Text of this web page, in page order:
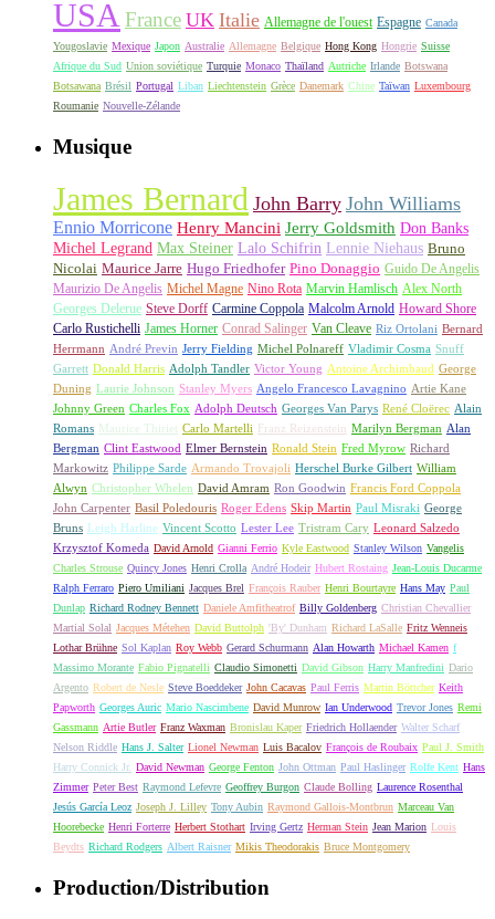
USA France UK Italie Allemagne de l'ouest Espagne Canada
Yougoslavie Mexique Japon Australie Allemagne Belgique Hong Kong Hongrie Suisse
Afrique du Sud Union soviétique Turquie Monaco Thaïland Autriche Irlande Botswana
Botsawana Brésil Portugal Liban Liechtenstein Grèce Danemark Chine Taïwan Luxembourg
Roumanie Nouvelle-Zélande
Musique
James Bernard John Barry John Williams
Ennio Morricone Henry Mancini Jerry Goldsmith Don Banks
Michel Legrand Max Steiner Lalo Schifrin Lennie Niehaus Bruno
Nicolai Maurice Jarre Hugo Friedhofer Pino Donaggio Guido De Angelis
Maurizio De Angelis Michel Magne Nino Rota Marvin Hamlisch Alex North
Georges Delerue Steve Dorff Carmine Coppola Malcolm Arnold Howard Shore
Carlo Rustichelli James Horner Conrad Salinger Van Cleave Riz Ortolani Bernard
Herrmann André Previn Jerry Fielding Michel Polnareff Vladimir Cosma Snuff
Garrett Donald Harris Adolph Tandler Victor Young Antoine Archimbaud George
Duning Laurie Johnson Stanley Myers Angelo Francesco Lavagnino Artie Kane
Johnny Green Charles Fox Adolph Deutsch Georges Van Parys René Cloërec Alain
Romans Maurice Thiriet Carlo Martelli Franz Reizenstein Marilyn Bergman Alan
Bergman Clint Eastwood Elmer Bernstein Ronald Stein Fred Myrow Richard
Markowitz Philippe Sarde Armando Trovajoli Herschel Burke Gilbert William
Alwyn Christopher Whelen David Amram Ron Goodwin Francis Ford Coppola
John Carpenter Basil Poledouris Roger Edens Skip Martin Paul Misraki George
Bruns
Leigh Harline Vincent Scotto Lester Lee Tristram Cary Leonard Salzedo
Krzysztof Komeda David Arnold Gianni Ferrio Kyle Eastwood Stanley Wilson Vangelis
Charles Strouse Quincy Jones Henri Crolla André Hodeir Hubert Rostaing Jean-Louis Ducarme
Ralph Ferraro Piero Umiliani Jacques Brel François Rauber Henri Bourtayre Hans May Paul
Dunlap Richard Rodney Bennett Daniele Amfitheatrof Billy Goldenberg Christian Chevallier
Martial Solal Jacques Métehen David Buttolph 'By' Dunham Richard LaSalle Fritz Wenneis
Lothar Brühne Sol Kaplan Roy Webb Gerard Schurmann Alan Howarth Michael Kamen f
Massimo Morante Fabio Pignatelli Claudio Simonetti David Gibson Harry Manfredini Dario
Argento Robert de Nesle Steve Boeddeker John Cacavas Paul Ferris Martin Böttcher Keith
Papworth Georges Auric Mario Nascimbene David Munrow Ian Underwood Trevor Jones Remi
Gassmann Artie Butler Franz Waxman Bronislau Kaper Friedrich Hollaender Walter Scharf
Nelson Riddle Hans J. Salter Lionel Newman Luis Bacalov François de Roubaix Paul J. Smith
Harry Connick Jr. David Newman George Fenton John Ottman Paul Haslinger Rolfe Kent Hans
Zimmer Peter Best Raymond Lefevre Geoffrey Burgon Claude Bolling Laurence Rosenthal
Jesús García Leoz Joseph J. Lilley Tony Aubin Raymond Gallois-Montbrun Marceau Van
Hoorebecke Henri Forterre Herbert Stothart Irving Gertz Herman Stein Jean Marion Louis
Beydts Richard Rodgers Albert Raisner Mikis Theodorakis Bruce Montgomery
Production/Distribution